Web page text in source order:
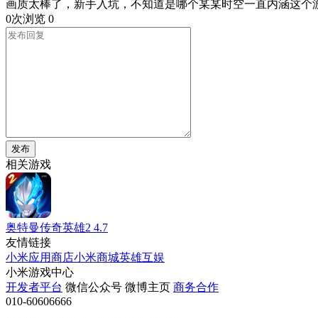
画质太棒了，新手入坑，不知道是哪个某某时空一直内涵这个
0次浏览 0
发布
相关游戏
奥特曼传奇英雄2 4.7
友情链接
小米应用商店小米商城英雄互娱
小米游戏中心
开发者平台 微信公众号 微博主页 商务合作
010-60606666